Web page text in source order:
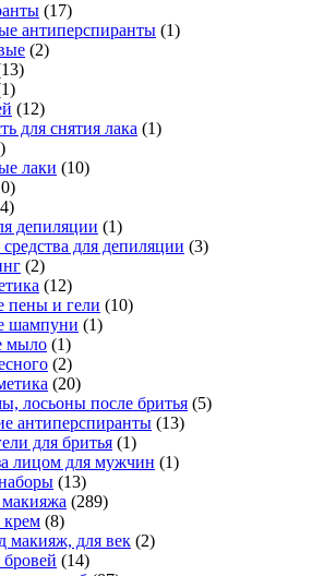
(17)
антиперспиранты (1)
(2)
(12)
для снятия лака (1)
лаки (10)
депиляции (1)
для депиляции (3)
(2)
(12)
пены и гели (10)
шампуни (1)
мыло (1)
(2)
(20)
лосьоны после бритья (5)
антиперспиранты (13)
для бритья (1)
лицом для мужчин (1)
(13)
макияжа (289)
(8)
макияж, для век (2)
(14)